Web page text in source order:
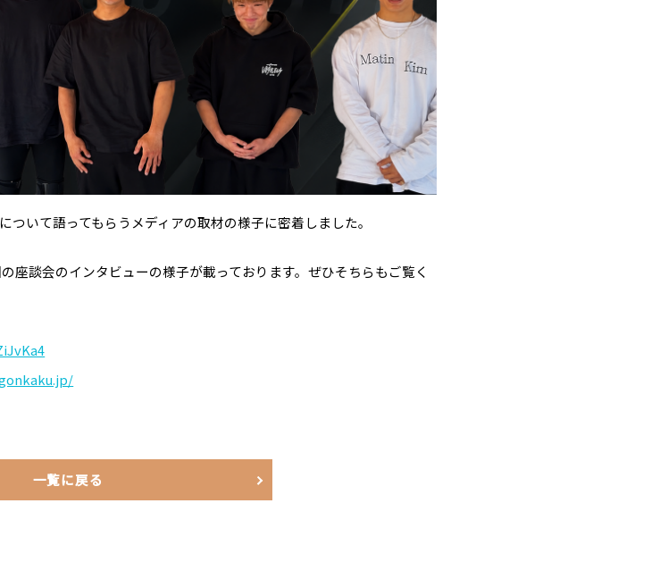
ついて語ってもらうメディアの取材の様子に密着しました。
座談会のインタビューの様子が載っております。ぜひそちらもご覧く
一覧に戻る